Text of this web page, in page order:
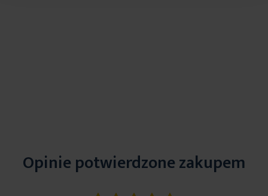
Opinie potwierdzone zakupem